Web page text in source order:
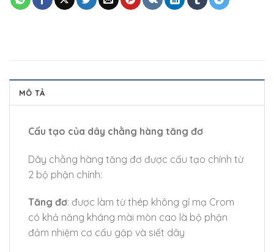
MÔ TẢ
Cấu tạo của dây chằng hàng tăng đơ
Dây chằng hàng tăng đơ được cấu tạo chính từ
2 bộ phận chính:
Tăng đơ: được làm từ thép không gỉ mạ Crom
có khả năng kháng mài mòn cao là bộ phận
đảm nhiệm cơ cấu gập và siết dây